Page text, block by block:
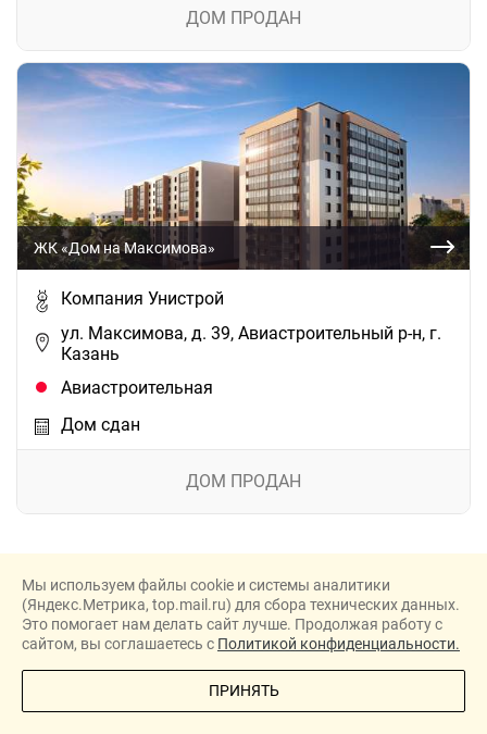
ДОМ ПРОДАН
ЖК «Дом на Максимова»
Компания Унистрой
ул. Максимова, д. 39, Авиастроительный р-н, г.
Казань
Авиастроительная
Дом сдан
ДОМ ПРОДАН
ПОЗВОНИТЕ МНЕ
Мы используем файлы cookie и системы аналитики
(Яндекс.Метрика, top.mail.ru) для сбора технических данных.
Это помогает нам делать сайт лучше. Продолжая работу с
сайтом, вы соглашаетесь с Политикой конфиденциальности.
ПРИНЯТЬ